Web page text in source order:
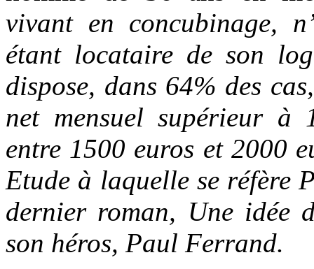
vivant en concubinage,
étant locataire de son
dispose, dans 64% des
net mensuel supérieur à
entre 1500 euros et 2000
Etude à laquelle se réfère
dernier roman, Une idée
son héros, Paul Ferrand.